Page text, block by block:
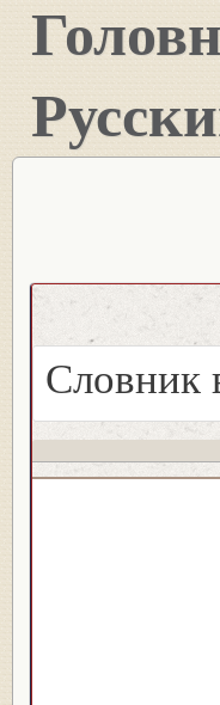
Словник